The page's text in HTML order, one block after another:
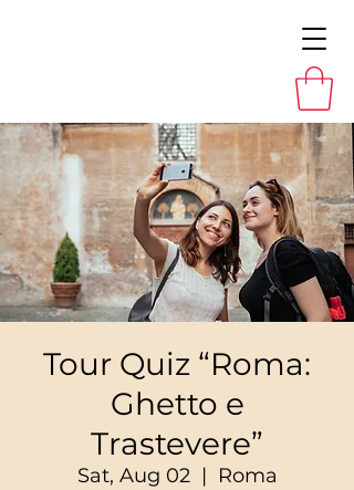
Tour Quiz “Roma:
Ghetto e
Trastevere”
Sat, Aug 02
  |
Roma